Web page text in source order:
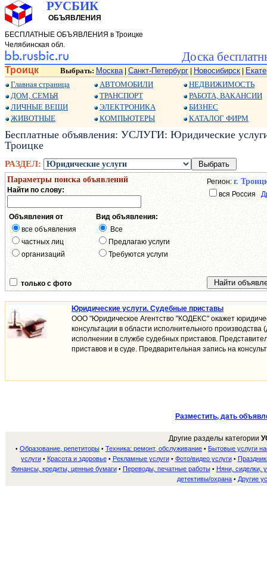
РУСБИК
ОБЪЯВЛЕНИЯ
БЕСПЛАТНЫЕ ОБЪЯВЛЕНИЯ в Троицке
Челябинская обл.
Доска
Троицк Выбрать: Москва| Санкт-Петербург Новосибирск
Главная страница
ДОМ, СЕМЬЯ
ЛИЧНЫЕ ВЕЩИ
ЖИВОТНЫЕ
АВТОМОБИЛИ
ТРАНСПОРТ
ЭЛЕКТРОНИКА
КОМПЬЮТЕРЫ
НЕДВИЖИМОСТЬ
РАБОТА, ВАКАНСИИ
БИЗНЕС
КАТАЛОГ ФИРМ
Бесплатные объявления: УСЛУГИ: Юридические
Троицке
РАЗДЕЛ:
Параметры поиска объявлений
Найти по слову:
Регион: г.
вся Россия
Объявления от
все объявления
частных лиц
организаций
Вид объявления:
Все
Предлагаю услуги
Требуются услуги
только с фото
Юридические услуги. Судебные приставы
ООО "Юридическое Агентство "КОДЕКС" окажет
консультации в облаcти исполнительного
исполнении в службе судебных приставов.
приставов и в суде. Предварительная запись на
Разместить, дать
Другие разделы категории
• Образование, репетиторы • Техника: ремонт, обслуживание • Бытовые услуги
услуги• Красота и здоровье• Рекламные услуги• Фото/видео услуги•
Финансы, кредиты, ценные бумаги• Переводы, печатные работы• Няни, сиделки,
детективы/охрана • Другие